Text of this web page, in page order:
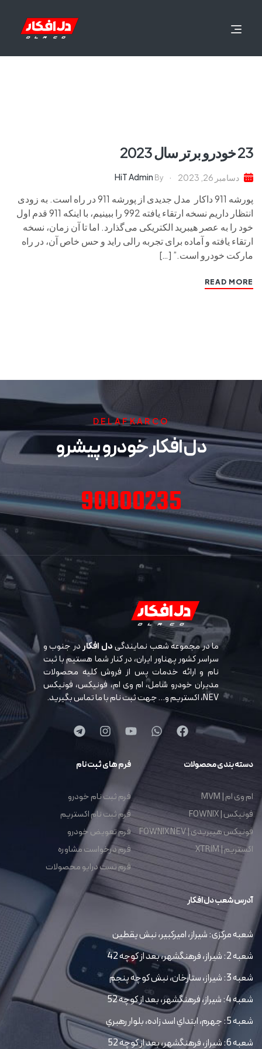
23 خودرو برتر سال 2023
دسامبر 26, 2023 By
HiT Admin
پورشه 911 داکار مدل جدیدی از پورشه 911 در راه است. به زودی
انتظار داریم نسخه ارتقاء یافته 992 را ببینیم، با اینکه 911 قدم اول
خود را به عصر هیبرید الکتریکی می‌گذارد. اما تا آن زمان، نسخه
ارتقاء یافته و آماده برای تجربه رالی راید و حس خاص آن، در راه
مارکت خودرو است.” […]
READ MORE
DELAFKARCO
دل افکار خودرو پیشرو
90000235
ما در مجموعه شعب نمایندگیدل افکاردر جنوب و
سراسر کشور پهناور ایران، در کنار شما هستیم با ثبت
نام و ارائه خدمات پس از فروش کلیه محصولات
مدیران خودرو شامل، ام وی ام، فونیکس، فونیکس
NEV، اکستریم و… جهت ثبت نام با ما تماس بگیرید.
دسته بندی محصولات
ام وی ام | MVM
فونیکس | FOWNIX
فونیکس هیبریدی | FOWNIX NEV
اکستریم | XTRIM
فرم های ثبت نام
فرم ثبت نام خودرو
فرم ثبت نام اکستریم
فرم تعویض خودرو
فرم درخواست مشاوره
فرم تست درایو محصولات
آدرس شعب دل افکار
شعبه مرکزی: شیراز، امیرکبیر، نبش یقطین
شعبه 2: شیراز، فرهنگشهر، بعد از کوچه 42
شعبه 3: شیراز، ستارخان، نبش کوچه پنجم
شعبه 4: شیراز، فرهنگشهر، بعد از کوچه 52
شعبه 5: جهرم، ابتداي اسد زاده، بلوار رهبري
شعبه 6: شیراز، فرهنگشهر، بعد از کوچه 52